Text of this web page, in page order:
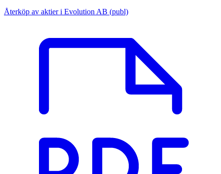
Återköp av aktier i Evolution AB (publ)